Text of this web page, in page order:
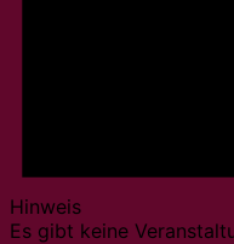
Hinweis
Es gibt keine